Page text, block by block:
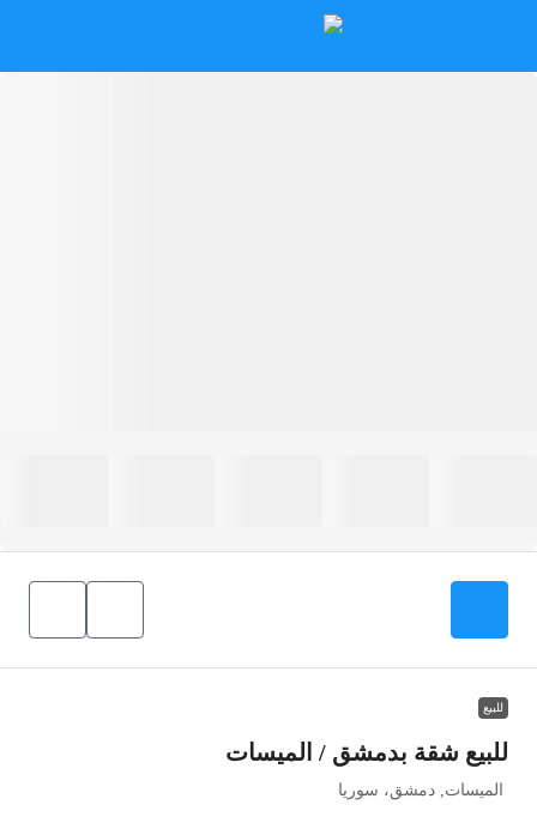
للبيع
للبيع شقة بدمشق / الميسات
الميسات, دمشق، سوريا